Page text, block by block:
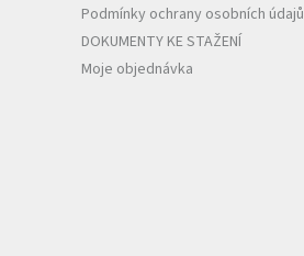
Podmínky ochrany osobních údajů
DOKUMENTY KE STAŽENÍ
Moje objednávka